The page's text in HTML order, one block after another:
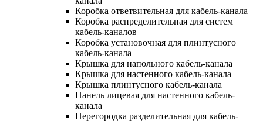
Коробка ответвительная для кабель-канала
Коробка распределительная для систем
кабель-каналов
Коробка установочная для плинтусного
кабель-канала
Крышка для напольного кабель-канала
Крышка для настенного кабель-канала
Крышка плинтусного кабель-канала
Панель лицевая для настенного кабель-
канала
Перегородка разделительная для кабель-